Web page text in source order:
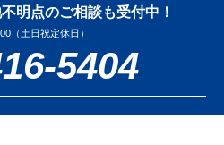
明点のご相談も受付中！
（土日祝定休日）
5404